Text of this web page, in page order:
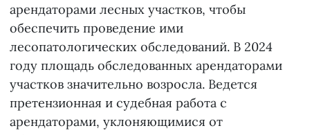
арендаторами лесных участков, чтобы
обеспечить проведение ими
лесопатологических обследований. В 2024
году площадь обследованных арендаторами
участков значительно возросла. Ведется
претензионная и судебная работа с
арендаторами, уклоняющимися от